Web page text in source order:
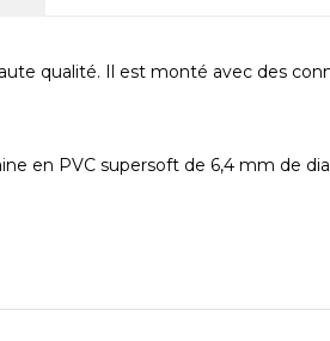
qualité. Il est monté avec des
en PVC supersoft de 6,4 mm de